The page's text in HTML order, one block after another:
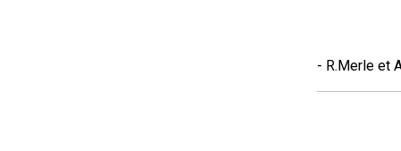
- R.Merle et